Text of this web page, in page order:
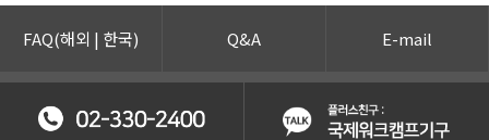
FAQ(해외 | 한국) Q&A E-mail